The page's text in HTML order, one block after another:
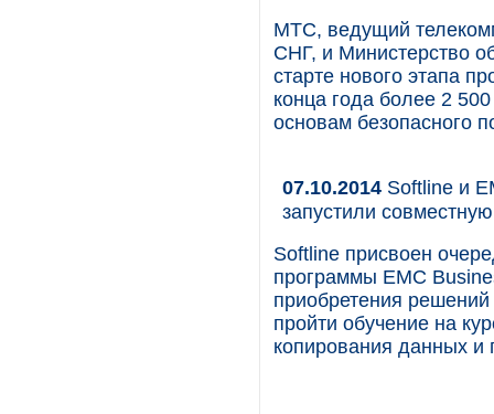
МТС, ведущий
СНГ, и Министерство
старте нового этапа
конца года более 2
основам безопасного
07.10.2014 Softline и
запустили
Softline присвоен
программы EMC
приобретения решений
пройти обучение на
копирования данных и